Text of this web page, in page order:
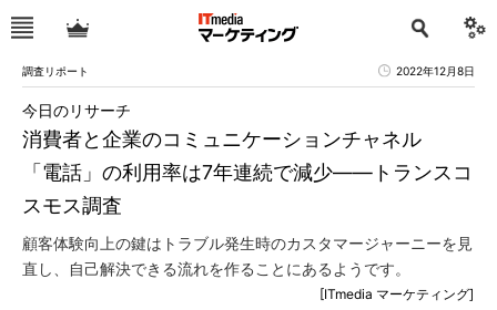
調査リポート 2022年12月8日
消費者と企業のコミュニケーションチャネル
「電話」の利用率は7年連続で減少――トランスコ
スモス調査
今日のリサーチ
顧客体験向上の鍵はトラブル発生時のカスタマージャーニーを見
直し、自己解決できる流れを作ることにあるようです。
[ITmedia マーケティング]